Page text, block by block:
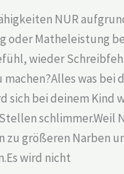
NUR
oder Matheleistung
wieder
machen?Alles was bei
sich bei deinem Kind
schlimmer.Weil
zu größeren Narben
wird nicht